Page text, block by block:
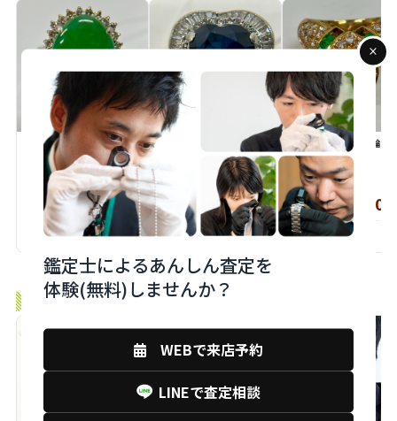
ヒスイ 指輪
状態/ 買取価格
120,000円
K .F
サファイア 指輪
状態/ 買取価格
350,000円
M .M
エメラルド ダイヤ 指輪
状態/ 買取価格
B 180,000
M .M
monobankの鑑定士スタッフ
鑑定士によるあんしん査定を
体験(無料)しませんか？
WEBで来店予約
LINEで査定相談